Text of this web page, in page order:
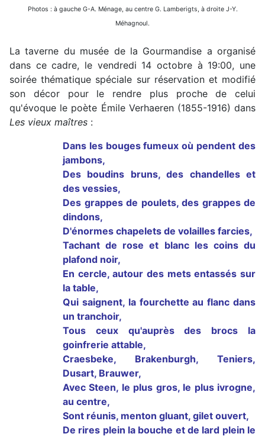
Photos : à gauche G-A. Ménage, au centre G. Lamberigts, à droite J-Y.
Méhagnoul.
La taverne du musée de la Gourmandise a organisé
dans ce cadre, le vendredi 14 octobre à 19:00, une
soirée thématique spéciale sur réservation et modifié
son décor pour le rendre plus proche de celui
qu'évoque le poète Émile Verhaeren (1855-1916) dans
Les vieux maîtres :
Dans les bouges fumeux où pendent des
jambons,
Des boudins bruns, des chandelles et
des vessies,
Des grappes de poulets, des grappes de
dindons,
D'énormes chapelets de volailles farcies,
Tachant de rose et blanc les coins du
plafond noir,
En cercle, autour des mets entassés sur
la table,
Qui saignent, la fourchette au flanc dans
un tranchoir,
Tous ceux qu'auprès des brocs la
goinfrerie attable,
Craesbeke, Brakenburgh, Teniers,
Dusart, Brauwer,
Avec Steen, le plus gros, le plus ivrogne,
au centre,
Sont réunis, menton gluant, gilet ouvert,
De rires plein la bouche et de lard plein le